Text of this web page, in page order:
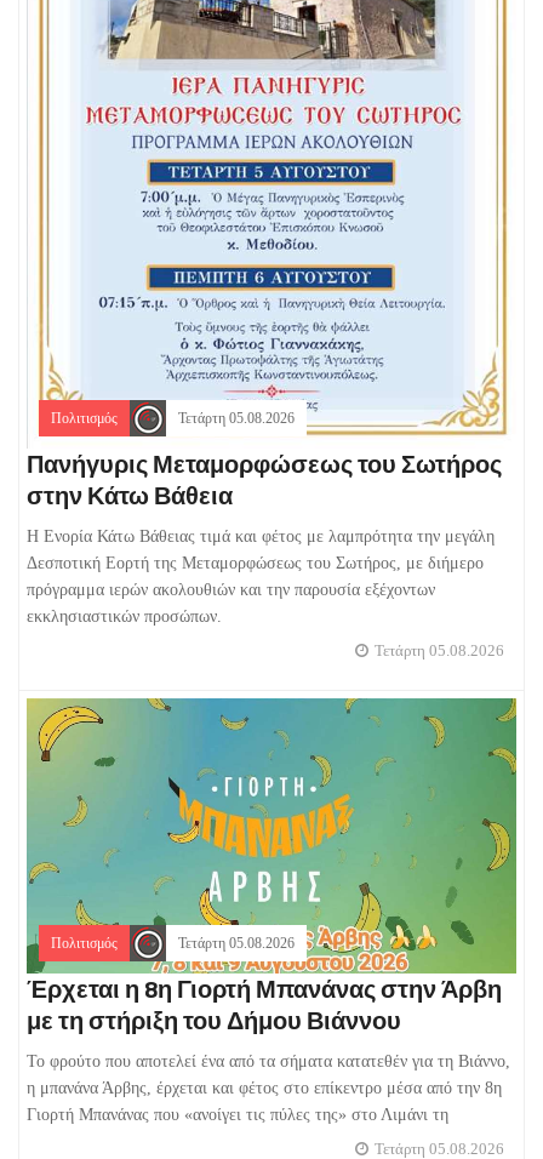
Πολιτισμός Τετάρτη 05.08.2026
Πανήγυρις Μεταμορφώσεως του Σωτήρος
στην Κάτω Βάθεια
Η Ενορία Κάτω Βάθειας τιμά και φέτος με λαμπρότητα την μεγάλη
Δεσποτική Εορτή της Μεταμορφώσεως του Σωτήρος, με διήμερο
πρόγραμμα ιερών ακολουθιών και την παρουσία εξέχοντων
εκκλησιαστικών προσώπων.
Τετάρτη 05.08.2026
Πολιτισμός Τετάρτη 05.08.2026
Έρχεται η 8η Γιορτή Μπανάνας στην Άρβη
με τη στήριξη του Δήμου Βιάννου
Το φρούτο που αποτελεί ένα από τα σήματα κατατεθέν για τη Βιάννο,
η μπανάνα Άρβης, έρχεται και φέτος στο επίκεντρο μέσα από την 8η
Γιορτή Μπανάνας που «ανοίγει τις πύλες της» στο Λιμάνι τη
Τετάρτη 05.08.2026